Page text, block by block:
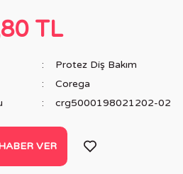
TL
Protez Diş Bakım
Corega
crg5000198021202-02
VER